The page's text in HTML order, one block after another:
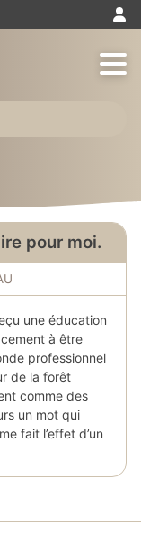
pour moi.
une éducation
à être
professionnel
de la forêt
comme des
un mot qui
fait l’effet d’un